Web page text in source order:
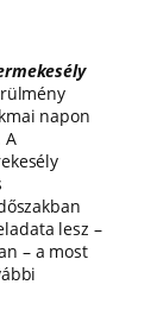
napon
A
lesz –
– a most